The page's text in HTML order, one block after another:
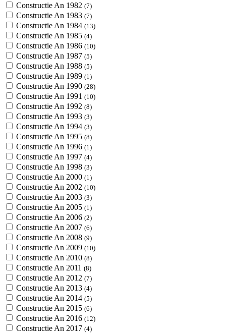
Constructie An 1982 (7)
Constructie An 1983 (7)
Constructie An 1984 (13)
Constructie An 1985 (4)
Constructie An 1986 (10)
Constructie An 1987 (5)
Constructie An 1988 (5)
Constructie An 1989 (1)
Constructie An 1990 (28)
Constructie An 1991 (10)
Constructie An 1992 (8)
Constructie An 1993 (3)
Constructie An 1994 (3)
Constructie An 1995 (8)
Constructie An 1996 (1)
Constructie An 1997 (4)
Constructie An 1998 (3)
Constructie An 2000 (1)
Constructie An 2002 (10)
Constructie An 2003 (3)
Constructie An 2005 (1)
Constructie An 2006 (2)
Constructie An 2007 (6)
Constructie An 2008 (9)
Constructie An 2009 (10)
Constructie An 2010 (8)
Constructie An 2011 (8)
Constructie An 2012 (7)
Constructie An 2013 (4)
Constructie An 2014 (5)
Constructie An 2015 (6)
Constructie An 2016 (12)
Constructie An 2017 (4)